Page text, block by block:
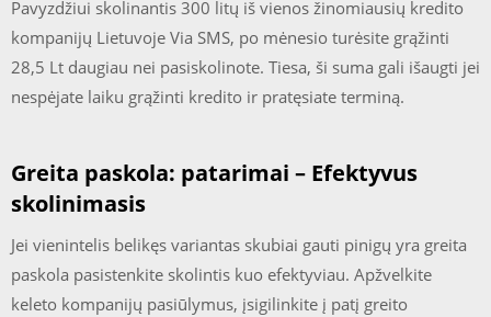
Pavyzdžiui skolinantis 300 litų iš vienos žinomiausių kredito
kompanijų Lietuvoje Via SMS, po mėnesio turėsite grąžinti
28,5 Lt daugiau nei pasiskolinote. Tiesa, ši suma gali išaugti jei
nespėjate laiku grąžinti kredito ir pratęsiate terminą.
Greita paskola: patarimai – Efektyvus
skolinimasis
Jei vienintelis belikęs variantas skubiai gauti pinigų yra greita
paskola pasistenkite skolintis kuo efektyviau. Apžvelkite
keleto kompanijų pasiūlymus, įsigilinkite į patį greito